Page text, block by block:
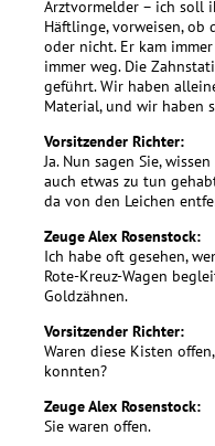
Arztvormelder – ich soll
Häftlinge, vorweisen, ob
oder nicht. Er kam
immer weg. Die
geführt. Wir haben
Material, und wir haben
Vorsitzender Richter:
Ja. Nun sagen Sie,
auch etwas zu tun
da von den Leichen
Zeuge Alex Rosenstock:
Ich habe oft gesehen,
Rote-Kreuz-Wagen
Goldzähnen.
Vorsitzender Richter:
Waren diese Kisten
konnten?
Zeuge Alex Rosenstock:
Sie waren offen.